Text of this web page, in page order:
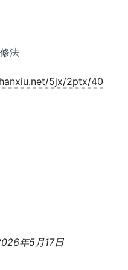
法
5jx/2ptx/40
年5月17日